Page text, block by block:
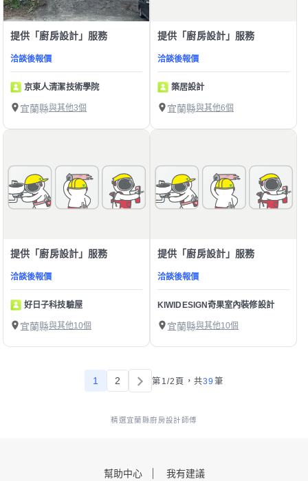
提供「廚房設計」服務
洽談後報價
京東人清潔技術學院
宜蘭縣與其他3個
提供「廚房設計」服務
洽談後報價
築居設計
宜蘭縣與其他6個
提供「廚房設計」服務
洽談後報價
好日子科技驗屋
宜蘭縣與其他10個
提供「廚房設計」服務
洽談後報價
KIWIDESIGN奇果室內裝修設計
宜蘭縣與其他10個
1 2 第1/2頁， 共39 筆
精選宜蘭縣廚房設計師傅
幫助中心 我有建議